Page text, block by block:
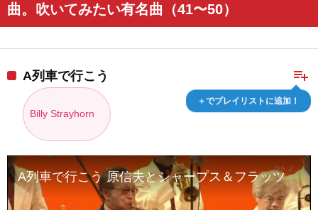
曲。吹いてみたい有名曲（41〜50）
playlist_add
＋でプレイリストに追加！
A列車で行こう
Billy Strayhorn
A列車で行こう 原信夫とシャープス＆フラッツ